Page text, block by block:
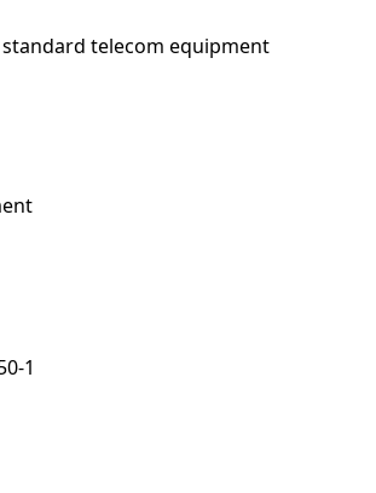
telecom equipment
1